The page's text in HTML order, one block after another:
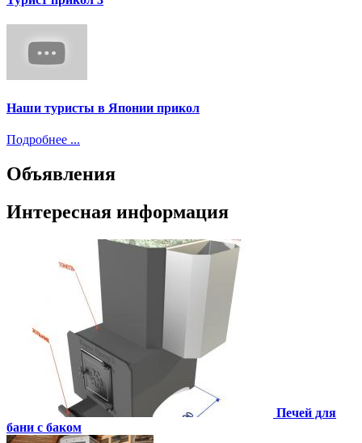
Наши туристы в Японии прикол
Подробнее ...
Объявления
Интересная информация
Печей для
бани с баком